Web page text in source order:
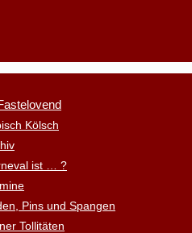
Kölsch
ist … ?
Pins und Spangen
Tollitäten